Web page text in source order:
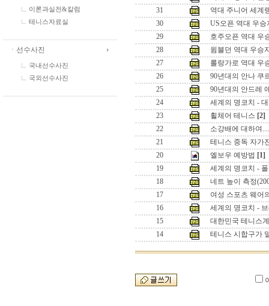
이론과실전&칼럼
테니스자료실
ㆍ선수사진
국내선수사진
국외선수사진
31
역대 주니어 세계
30
US오픈 역대 우승
29
호주오픈 역대 우
28
윔블던 역대 우승
27
롤랑가로 역대 우
26
90년대의 안나 쿠
25
90년대의 안드레
24
세계의 명코치 -
23
휠체어 테니스 [2]
22
소강배에 대하여
21
테니스 중독 자가
20
엘보우 예방법 [1]
19
세계의 명코치 -
18
네트 높이 측정
17
여성 스포츠 웨어
16
세계의 명코치 -
15
대한민국 테니스
14
테니스 시합구가